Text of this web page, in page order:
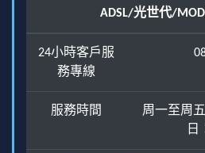
ADSL/光世代/
24小時客戶服
務專線
服務時間
周一至周
日